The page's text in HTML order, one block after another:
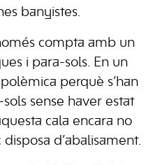
banyistes.
compta amb un
i para-sols. En un
perquè s’han
sense haver estat
cala encara no
d’abalisament.